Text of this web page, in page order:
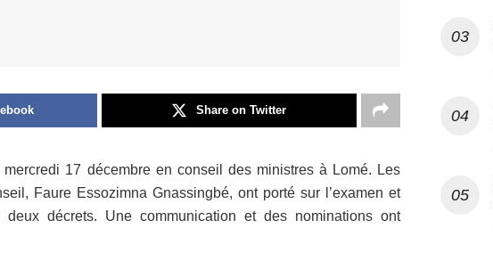
Share on Twitter
mercredi 17 décembre en conseil des ministres à Lomé. Les
Faure Essozimna Gnassingbé, ont porté sur l’examen et
décrets. Une communication et des nominations ont